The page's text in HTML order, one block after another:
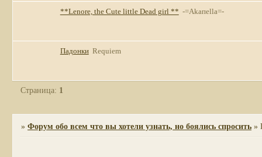
**Lenore, the Cute little Dead girl ** -=Akaпella=-
Падонки Requiem
Страница: 1
»Форум обо всем что вы хотели узнать, но боялись спросить »